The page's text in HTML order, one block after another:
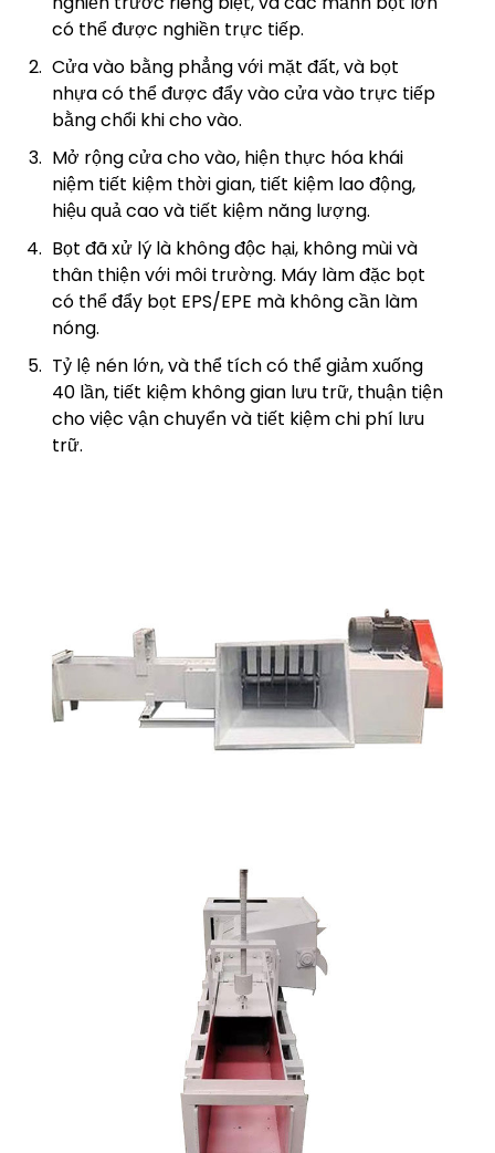
có thể được nghiền trực tiếp.
Cửa vào bằng phẳng với mặt đất, và bọt
nhựa có thể được đẩy vào cửa vào trực tiếp
bằng chổi khi cho vào.
Mở rộng cửa cho vào, hiện thực hóa khái
niệm tiết kiệm thời gian, tiết kiệm lao động,
hiệu quả cao và tiết kiệm năng lượng.
Bọt đã xử lý là không độc hại, không mùi và
thân thiện với môi trường. Máy làm đặc bọt
có thể đẩy bọt EPS/EPE mà không cần làm
nóng.
Tỷ lệ nén lớn, và thể tích có thể giảm xuống
40 lần, tiết kiệm không gian lưu trữ, thuận tiện
cho việc vận chuyển và tiết kiệm chi phí lưu
trữ.